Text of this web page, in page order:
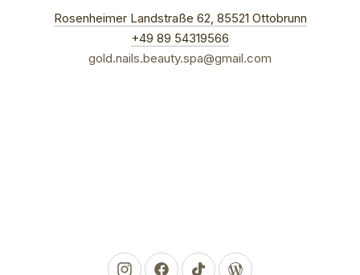
Rosenheimer Landstraße 62, 85521 OttobrunnNew
+49 89 54319566
gold.nails.beauty.spa@gmail.com